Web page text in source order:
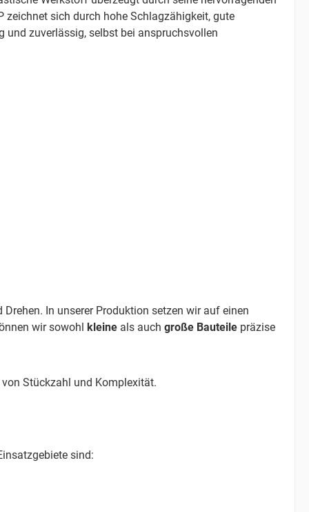
sich durch hohe Schlagzähigkeit, gute
zuverlässig, selbst bei anspruchsvollen
In unserer Produktion setzen wir auf einen
wir sowohl kleine als auch große Bauteile präzise
Stückzahl und Komplexität.
sind: